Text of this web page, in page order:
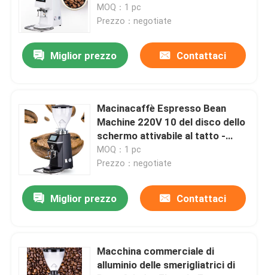
caffè
MOQ：1 pc
Prezzo：negotiate
Miglior prezzo Contattaci
Macinacaffè Espresso Bean
Machine 220V 10 del disco dello
schermo attivabile al tatto -
15kg/h
MOQ：1 pc
Prezzo：negotiate
Miglior prezzo Contattaci
Macchina commerciale di
alluminio delle smerigliatrici di